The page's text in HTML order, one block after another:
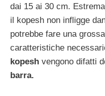
dai 15 ai 30 cm.
il kopesh non infligge
potrebbe fare una
caratteristiche
kopesh vengono difatti
barra.